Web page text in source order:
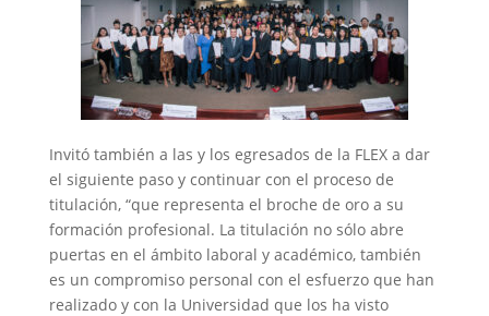
Invitó también a las y los egresados de la FLEX a dar
el siguiente paso y continuar con el proceso de
titulación, “que representa el broche de oro a su
formación profesional. La titulación no sólo abre
puertas en el ámbito laboral y académico, también
es un compromiso personal con el esfuerzo que han
realizado y con la Universidad que los ha visto